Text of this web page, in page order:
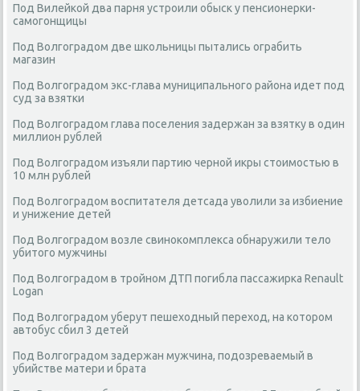
Под Вилейкой два парня устроили обыск у пенсионерки-
самогонщицы
Под Волгоградом две школьницы пытались ограбить
магазин
Под Волгоградом экс-глава муниципального района идет под
суд за взятки
Под Волгоградом глава поселения задержан за взятку в один
миллион рублей
Под Волгоградом изъяли партию черной икры стоимостью в
10 млн рублей
Под Волгоградом воспитателя детсада уволили за избиение
и унижение детей
Под Волгоградом возле свинокомплекса обнаружили тело
убитого мужчины
Под Волгоградом в тройном ДТП погибла пассажирка Renault
Logan
Под Волгоградом уберут пешеходный переход, на котором
автобус сбил 3 детей
Под Волгоградом задержан мужчина, подозреваемый в
убийстве матери и брата